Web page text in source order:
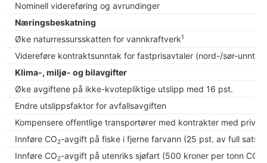
Nominell videreføring og avrundinger
Næringsbeskatning
Øke naturressursskatten for vannkraftverk1
Videreføre kontraktsunntak for fastprisavtaler (nord-/sør-unntak)
Klima-, miljø- og bilavgifter
Øke avgiftene på ikke-kvotepliktige utslipp med 16 pst.
Endre utslippsfaktor for avfallsavgiften
Kompensere offentlige transportører med kontrakter med
Innføre CO2-avgift på fiske i fjerne farvann (25 pst. av full sats)
Innføre CO2-avgift på utenriks sjøfart (500 kroner per tonn CO